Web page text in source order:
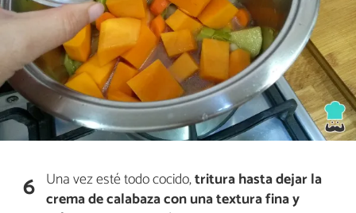
6 Una vez esté todo cocido,tritura hasta dejar la
crema de calabaza con una textura fina y